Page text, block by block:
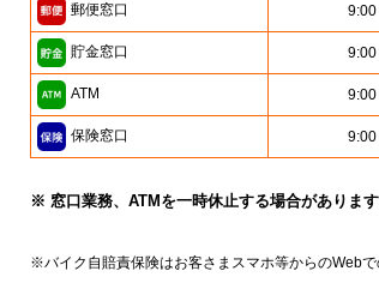
郵便窓口
貯金窓口
ATM
保険窓口
※ 窓口業務、ATMを一時休止する場合があります
※バイク自賠責保険はお客さまスマホ等からのWebで